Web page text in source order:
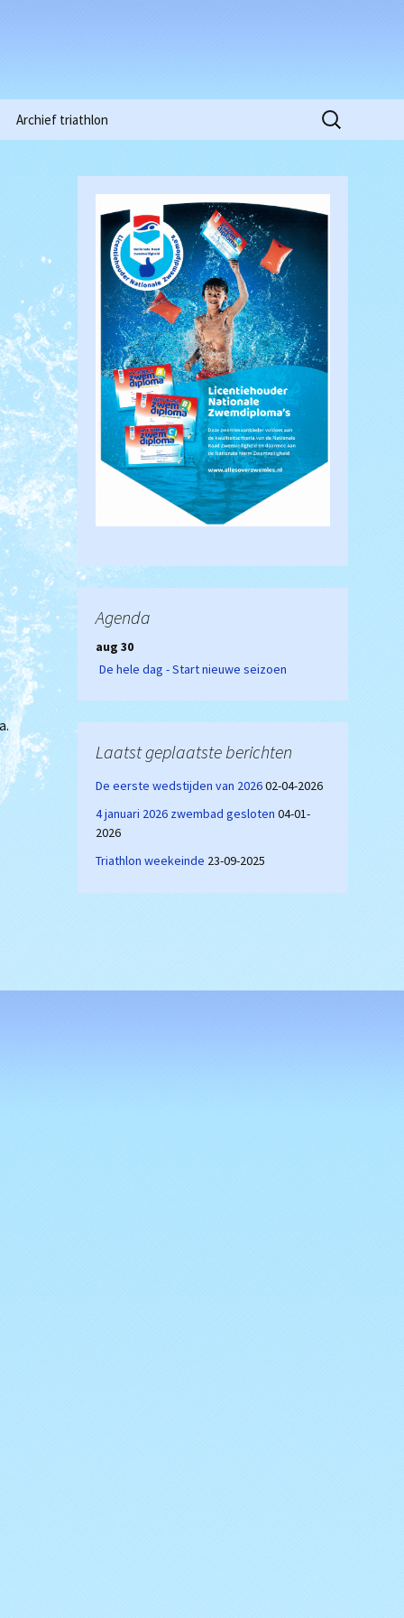
Clubkampioenschappen
Waterpolowedstrijd
Heren (18-03-2017)
Clubkampioenschappen
2018
Archief triathlon
Zoeken
naar:
Agenda
aug 30
De hele dag - Start nieuwe seizoen
Laatst geplaatste berichten
De eerste wedstijden van 202602-04-2026
4 januari 2026 zwembad gesloten 04-01-
2026
Triathlon weekeinde 23-09-2025